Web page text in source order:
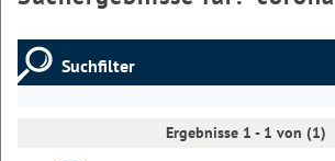
Suchfilter
Ergebnisse 1 - 1 von (1)